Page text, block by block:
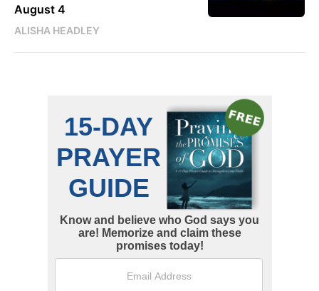
August 4
ALISHA HEADLEY